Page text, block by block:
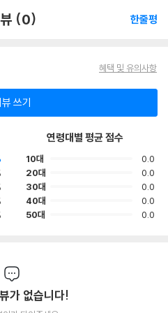
(0) 한줄평
혜택 및 유의사항
뷰 쓰기
연령대별 평균 점수
10대
0.0
20대
0.0
30대
0.0
40대
0.0
50대
0.0
가 없습니다!